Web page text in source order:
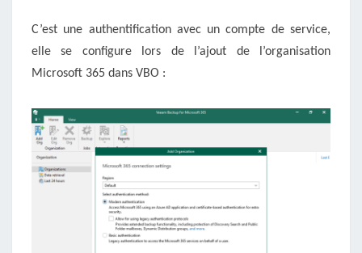
C’est une authentification avec un compte de service,
elle se configure lors de l’ajout de l’organisation
Microsoft 365 dans VBO :